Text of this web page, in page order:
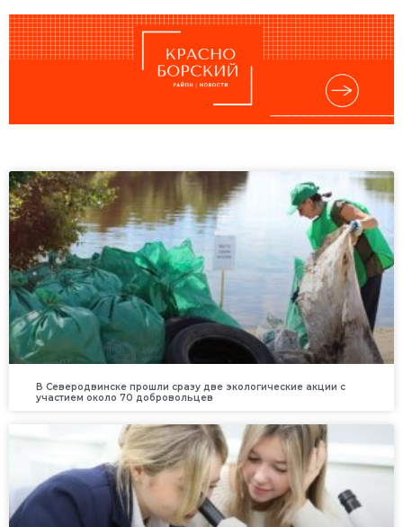
В Северодвинске прошли сразу две экологические акции с
участием около 70 добровольцев